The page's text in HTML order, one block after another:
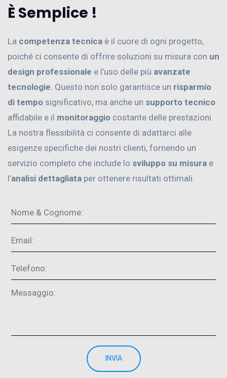
È Semplice !
La competenza tecnica è il cuore di ogni progetto,
poiché ci consente di offrire soluzioni su misura con un
design professionale e l’uso delle più avanzate
tecnologie . Questo non solo garantisce un risparmio
di tempo significativo, ma anche un supporto tecnico
affidabile e il monitoraggio costante delle prestazioni.
La nostra flessibilità ci consente di adattarci alle
esigenze specifiche dei nostri clienti, fornendo un
servizio completo che include lo sviluppo su misura e
l’analisi dettagliata per ottenere risultati ottimali.